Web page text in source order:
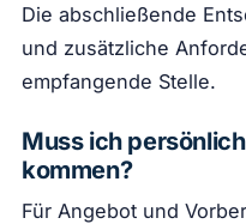
Die abschließende
und zusätzliche
empfangende Stelle.
Muss ich
kommen?
Für Angebot und